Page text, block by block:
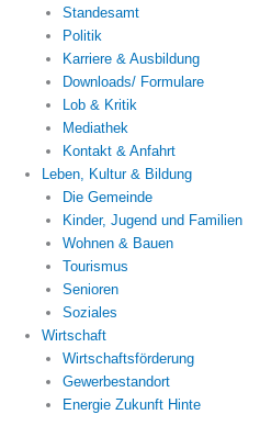
Standesamt
Politik
Karriere & Ausbildung
Downloads/ Formulare
Lob & Kritik
Mediathek
Kontakt & Anfahrt
Leben, Kultur & Bildung
Die Gemeinde
Kinder, Jugend und Familien
Wohnen & Bauen
Tourismus
Senioren
Soziales
Wirtschaft
Wirtschaftsförderung
Gewerbestandort
Energie Zukunft Hinte